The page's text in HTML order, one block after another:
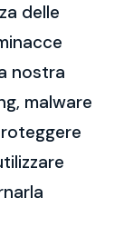
delle
nostra
malware